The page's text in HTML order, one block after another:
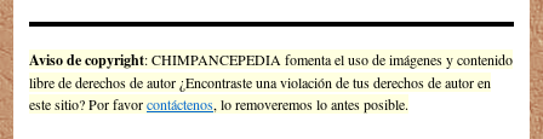
Aviso de copyright: CHIMPANCEPEDIA fomenta el uso de imágenes y contenido
libre de derechos de autor ¿Encontraste una violación de tus derechos de autor en
este sitio? Por favorcontáctenos, lo removeremos lo antes posible.